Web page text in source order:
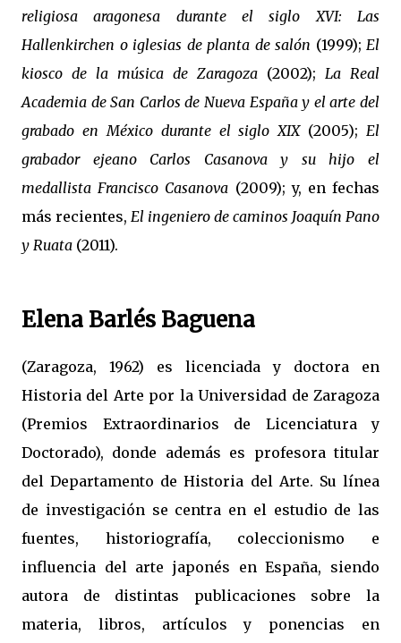
religiosa aragonesa durante el siglo XVI: Las
Hallenkirchen o iglesias de planta de salón (1999); El
kiosco de la música de Zaragoza (2002); La Real
Academia de San Carlos de Nueva España y el arte del
grabado en México durante el siglo XIX(2005); El
grabador ejeano Carlos Casanova y su hijo el
medallista Francisco Casanova (2009); y, en fechas
más recientes, El ingeniero de caminos Joaquín Pano
y Ruata (2011).
Elena Barlés Baguena
(Zaragoza, 1962) es licenciada y doctora en
Historia del Arte por la Universidad de Zaragoza
(Premios Extraordinarios de Licenciatura y
Doctorado), donde además es profesora titular
del Departamento de Historia del Arte. Su línea
de investigación se centra en el estudio de las
fuentes, historiografía, coleccionismo e
influencia del arte japonés en España, siendo
autora de distintas publicaciones sobre la
materia, libros, artículos y ponencias en